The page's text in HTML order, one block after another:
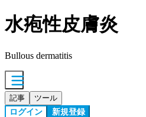
水疱性皮膚炎
Bullous dermatitis
記事 ツール
ログイン 新規登録